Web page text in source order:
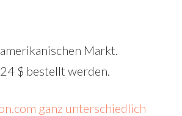
Markt.
$ bestellt werden.
ganz unterschiedlich